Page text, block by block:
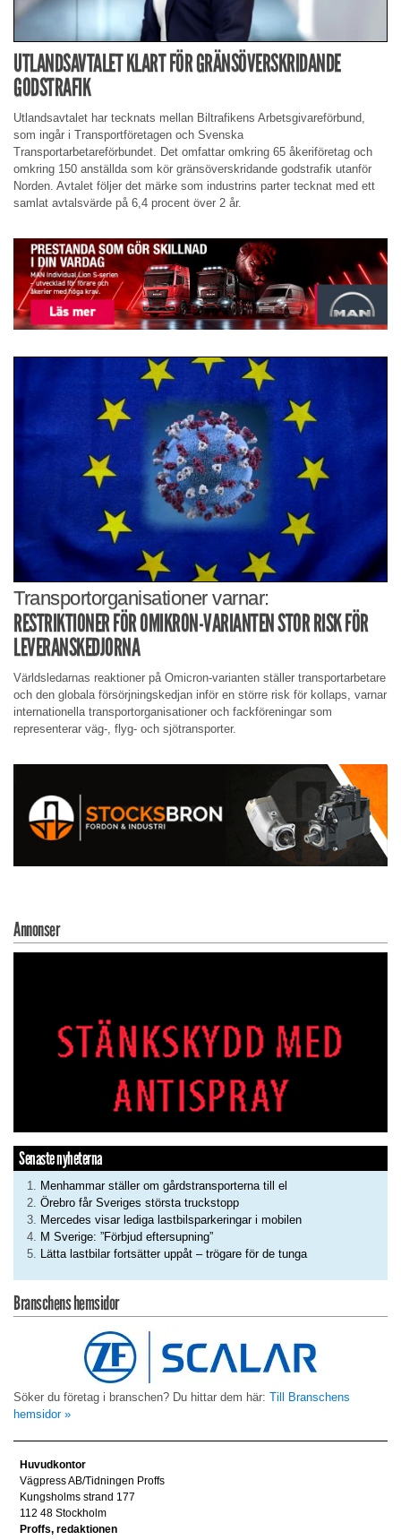
UTLANDSAVTALET KLART FÖR GRÄNSÖVERSKRIDANDE
GODSTRAFIK
Utlandsavtalet har tecknats mellan Biltrafikens Arbetsgivareförbund,
som ingår i Transportföretagen och Svenska
Transportarbetareförbundet. Det omfattar omkring 65 åkeriföretag och
omkring 150 anställda som kör gränsöverskridande godstrafik utanför
Norden. Avtalet följer det märke som industrins parter tecknat med ett
samlat avtalsvärde på 6,4 procent över 2 år.
Transportorganisationer varnar:
RESTRIKTIONER FÖR OMIKRON-VARIANTEN STOR RISK FÖR
LEVERANSKEDJORNA
Världsledarnas reaktioner på Omicron-varianten ställer transportarbetare
och den globala försörjningskedjan inför en större risk för kollaps, varnar
internationella transportorganisationer och fackföreningar som
representerar väg-, flyg- och sjötransporter.
Annonser
Senaste nyheterna
Menhammar ställer om gårdstransporterna till el
Örebro får Sveriges största truckstopp
Mercedes visar lediga lastbilsparkeringar i mobilen
M Sverige: ”Förbjud eftersupning”
Lätta lastbilar fortsätter uppåt – trögare för de tunga
Branschens hemsidor
Söker du företag i branschen? Du hittar dem här: Till Branschens
hemsidor »
Huvudkontor
Vägpress AB/Tidningen Proffs
Kungsholms strand 177
112 48 Stockholm
Proffs, redaktionen